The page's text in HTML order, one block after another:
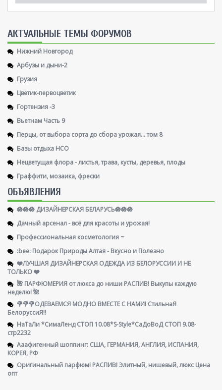
AКТУАЛЬНЫЕ ТЕМЫ ФОРУМОВ
Нижний Новгород
Арбузы и дыни-2
Грузия
Цветик-первоцветик
Гортензия -3
Вьетнам Часть 9
Перцы, от выбора сорта до сбора урожая... том 8
Базы отдыха НСО
Нецветущая флора - листья, трава, кусты, деревья, плоды
Граффити, мозаика, фрески
ОБЪЯВЛЕНИЯ
🪷🪷🪷 ДИЗАЙНЕРСКАЯ БЕЛАРУСЬ🪷🪷🪷
Дачный арсенал - всё для красоты и урожая!
Профессиональная косметология ~
:bee: Подарок Природы Алтая - Вкусно и Полезно
❤️ЛУЧШАЯ ДИЗАЙНЕРСКАЯ ОДЕЖДА ИЗ БЕЛОРУССИИ И НЕ
ТОЛЬКО ❤️
🌺 ПАРФЮМЕРИЯ от люкса до ниши РАСПИВ! Выкупы каждую
неделю! 🌺
🌹🌹🌹ОДЕВАЕМСЯ МОДНО ВМЕСТЕ С НАМИ! СтильнаЯ
БелоруссиЯ‼
НаТаЛи *СимаЛенд СТОП 10.08*S-Style*СаДоВоД СТОП 9.08-
стр2232
Ааафигенный шоппинг: США, ГЕРМАНИЯ, АНГЛИЯ, ИСПАНИЯ,
КОРЕЯ, РФ
Оригинальный парфюм! РАСПИВ! Элитный, нишевый, люкс Цена
опт